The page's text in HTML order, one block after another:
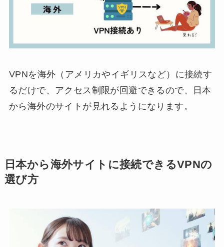
VPNを海外（アメリカやイギリスなど）に接続す
るだけで、アクセス制限が回避できるので、日本
から海外のサイトが見れるようになります。
日本から海外サイトに接続できるVPNの
選び方